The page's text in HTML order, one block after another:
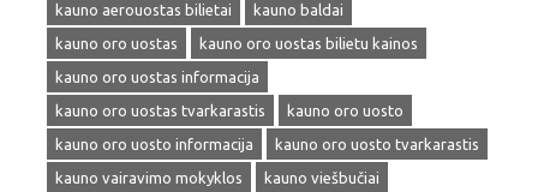
kauno aerouostas bilietai
kauno baldai
kauno oro uostas
kauno oro uostas bilietu kainos
kauno oro uostas informacija
kauno oro uostas tvarkarastis
kauno oro uosto
kauno oro uosto informacija
kauno oro uosto tvarkarastis
kauno vairavimo mokyklos
kauno viešbučiai